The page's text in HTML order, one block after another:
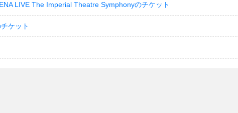
LIVE The Imperial Theatre Symphonyのチケット
ケット